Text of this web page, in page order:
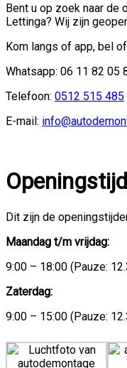
Bent u op zoek naar de
Lettinga? Wij zijn
Kom langs of app, bel of
Whatsapp: 06 11 82 05
Telefoon: 0512 515 485
E-mail:
Dit zijn de
Maandag t/m vrijdag:
9:00 – 18:00 (Pauze:
Zaterdag:
9:00 – 15:00 (Pauze: